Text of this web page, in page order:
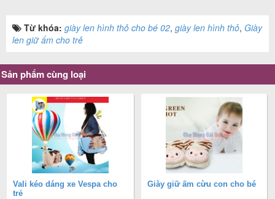
Từ khóa: giày len hình thỏ cho bé 02, giày len hình thỏ, Giày
len giữ ấm cho trẻ
Sản phẩm cùng loại
Vali kéo dáng xe Vespa cho
trẻ
Giày giữ ấm cừu con cho bé